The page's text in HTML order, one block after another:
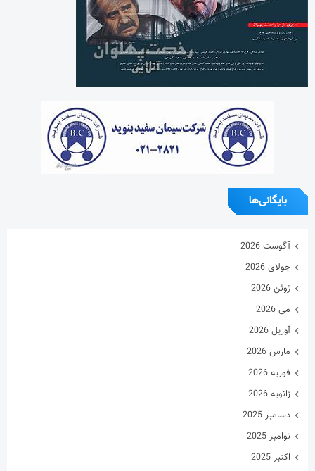
بایگانی‌ها
آگوست 2026
جولای 2026
ژوئن 2026
می 2026
آوریل 2026
مارس 2026
فوریه 2026
ژانویه 2026
دسامبر 2025
نوامبر 2025
اکتبر 2025